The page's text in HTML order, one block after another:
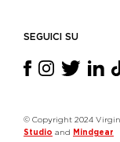
SEGUICI SU
© Copyright 2024
Studio and Mindgear